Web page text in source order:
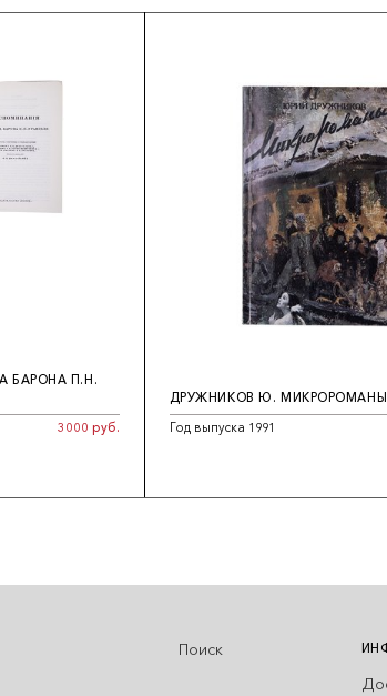
БАРОНА П.Н.
3000 руб.
ДРУЖНИКОВ Ю. МИКРОРОМАНЫ
Год выпуска 1991
Поиск